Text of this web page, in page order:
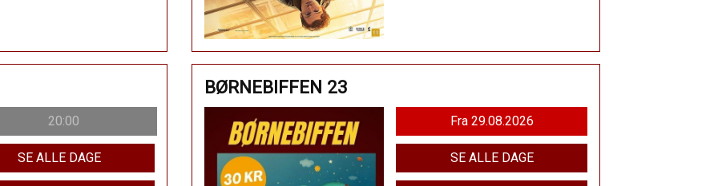
20:00
SE ALLE DAGE
BØRNEBIFFEN 23
Fra 29.08.2026
SE ALLE DAGE